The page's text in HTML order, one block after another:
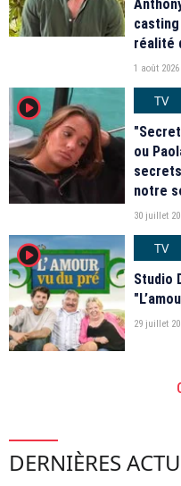
réalité
1 août 2026
player2
TV
ou
notre
30 juillet
player2
TV
Studio
29 juillet
DERNIÈRES